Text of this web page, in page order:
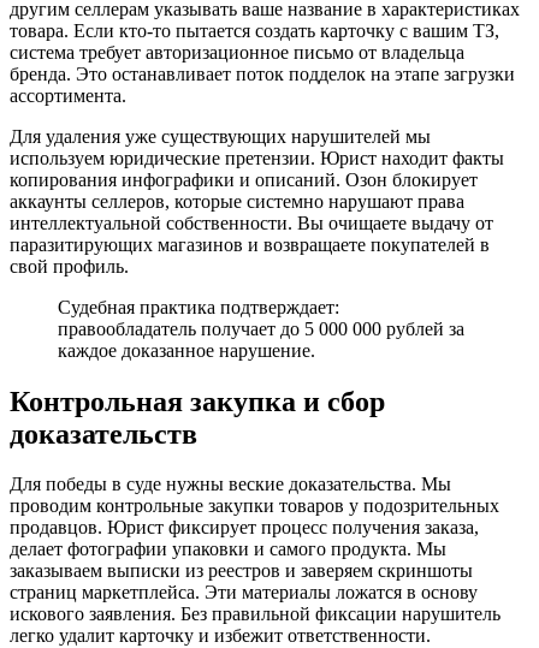
другим селлерам указывать ваше название в характеристиках
товара. Если кто-то пытается создать карточку с вашим ТЗ,
система требует авторизационное письмо от владельца
бренда. Это останавливает поток подделок на этапе загрузки
ассортимента.
Для удаления уже существующих нарушителей мы
используем юридические претензии. Юрист находит факты
копирования инфографики и описаний. Озон блокирует
аккаунты селлеров, которые системно нарушают права
интеллектуальной собственности. Вы очищаете выдачу от
паразитирующих магазинов и возвращаете покупателей в
свой профиль.
Судебная практика подтверждает:
правообладатель получает до 5 000 000 рублей за
каждое доказанное нарушение.
Контрольная закупка и сбор
доказательств
Для победы в суде нужны веские доказательства. Мы
проводим контрольные закупки товаров у подозрительных
продавцов. Юрист фиксирует процесс получения заказа,
делает фотографии упаковки и самого продукта. Мы
заказываем выписки из реестров и заверяем скриншоты
страниц маркетплейса. Эти материалы ложатся в основу
искового заявления. Без правильной фиксации нарушитель
легко удалит карточку и избежит ответственности.